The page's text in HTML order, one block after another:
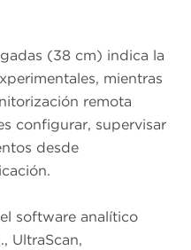
(38 cm) indica la
mientras
remota
configurar, supervisar
desde
software analítico
UltraScan,